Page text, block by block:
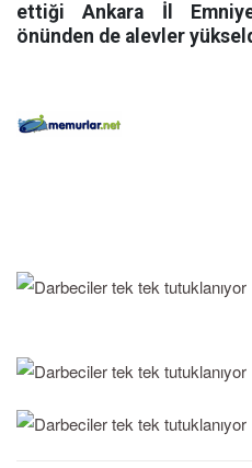
ettiği Ankara İl
önünden de alevler